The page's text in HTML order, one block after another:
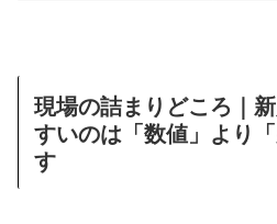
現場の詰まりどころ｜
すいのは「数値」より
す